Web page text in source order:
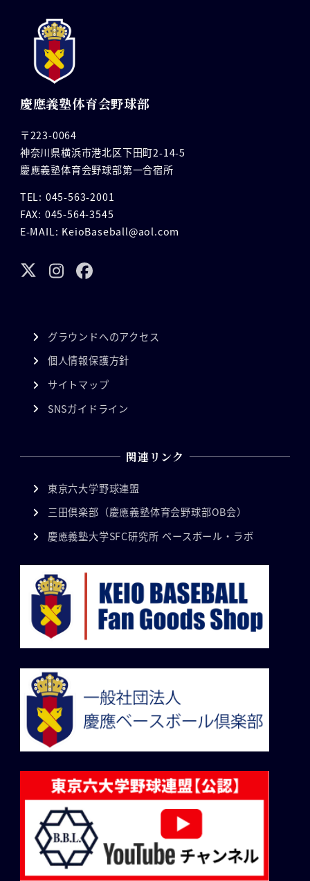
慶應義塾体育会野球部
〒223-0064
神奈川県横浜市港北区下田町2-14-5
慶應義塾体育会野球部第一合宿所
TEL: 045-563-2001
FAX: 045-564-3545
E-MAIL: KeioBaseball@aol.com
グラウンドへのアクセス
個人情報保護方針
サイトマップ
SNSガイドライン
関連リンク
東京六大学野球連盟
三田倶楽部（慶應義塾体育会野球部OB会）
慶應義塾大学SFC研究所 ベースボール・ラボ